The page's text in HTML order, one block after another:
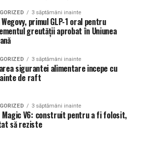
3 săptămâni inainte
primul GLP-1 oral pentru
greutății aprobat în Uniunea
3 săptămâni inainte
sigurantei alimentare incepe cu
de raft
3 săptămâni inainte
Magic V6: construit pentru a fi folosit,
să reziste